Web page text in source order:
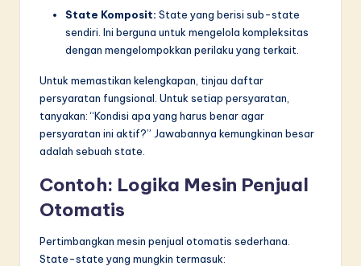
State Komposit: State yang berisi sub-state
sendiri. Ini berguna untuk mengelola kompleksitas
dengan mengelompokkan perilaku yang terkait.
Untuk memastikan kelengkapan, tinjau daftar
persyaratan fungsional. Untuk setiap persyaratan,
tanyakan: “Kondisi apa yang harus benar agar
persyaratan ini aktif?” Jawabannya kemungkinan besar
adalah sebuah state.
Contoh: Logika Mesin Penjual
Otomatis
Pertimbangkan mesin penjual otomatis sederhana.
State-state yang mungkin termasuk: